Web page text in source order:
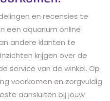
en recensies te
een aquarium online
andere klanten te
krijgen over de
service van de winkel. Op
voorkomen en zorgvuldig
aansluiten bij jouw